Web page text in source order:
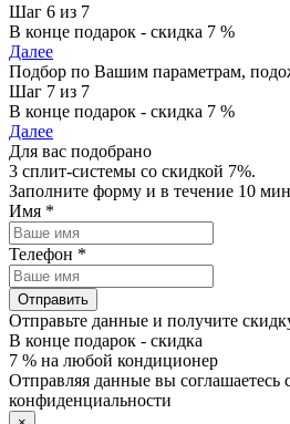
Шаг 6 из 7
В конце подарок - скидка 7 %
Далее
Подбор по Вашим параметрам,
Шаг 7 из 7
В конце подарок - скидка 7 %
Далее
Для вас подобрано
3 сплит-системы со скидкой 7%.
Заполните форму и в течение 10
Имя *
Телефон *
Отправить
Отправьте данные и получите
В конце подарок - скидка
7 % на любой кондиционер
Отправляя данные вы соглашаетесь
конфиденциальности